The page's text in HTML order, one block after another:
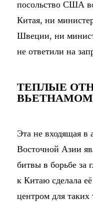
посольство США
Китая, ни
Швеции, ни
не ответили на
ТЕПЛЫЕ
Эта не входящая в
Восточной Азии
битвы в борьбе за
к Китаю сделала
центром для